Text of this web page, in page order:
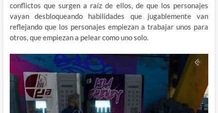
conflictos que surgen a raíz de ellos, de que los personajes
vayan desbloqueando habilidades que jugablemente van
reflejando que los personajes empiezan a trabajar unos para
otros, que empiezan a pelear como uno solo.